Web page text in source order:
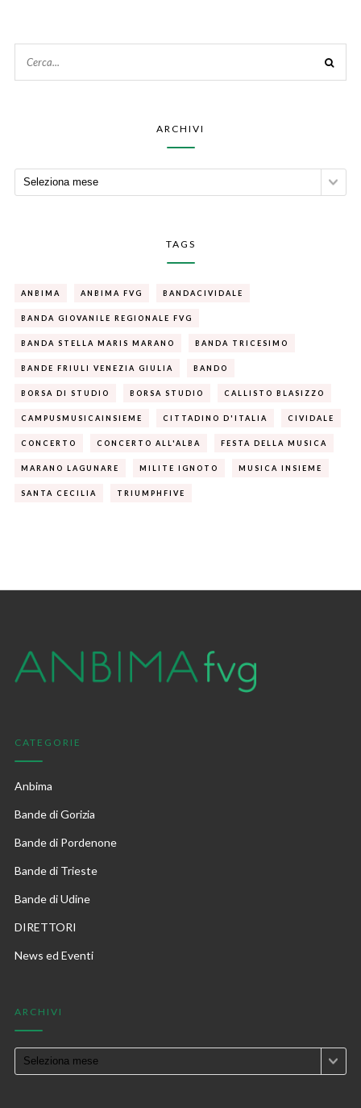
ARCHIVI
TAGS
ANBIMA ANBIMA FVG BANDACIVIDALE
BANDA GIOVANILE REGIONALE FVG
BANDA STELLA MARIS MARANO BANDA TRICESIMO
BANDE FRIULI VENEZIA GIULIA BANDO
BORSA DI STUDIO BORSA STUDIO CALLISTO BLASIZZO
CAMPUSMUSICAINSIEME CITTADINO D'ITALIA CIVIDALE
CONCERTO CONCERTO ALL'ALBA FESTA DELLA MUSICA
MARANO LAGUNARE MILITE IGNOTO MUSICA INSIEME
SANTA CECILIA TRIUMPHFIVE
CATEGORIE
Anbima
Bande di Gorizia
Bande di Pordenone
Bande di Trieste
Bande di Udine
DIRETTORI
News ed Eventi
ARCHIVI